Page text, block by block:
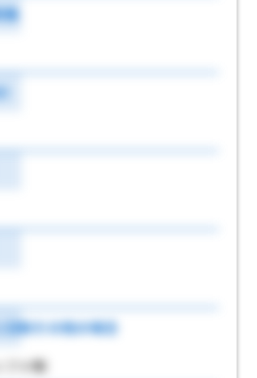
無
制その他の場合
ト制